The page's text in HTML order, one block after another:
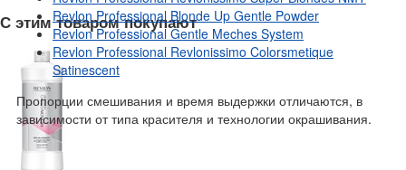
Revlon Professional Blonde Up Gentle Powder
Revlon Professional Gentle Meches System
Revlon Professional Revlonissimo Colorsmetique
Satinescent
Пропорции смешивания и время выдержки отличаются, в
зависимости от типа красителя и технологии окрашивания.
С этим товаром покупают